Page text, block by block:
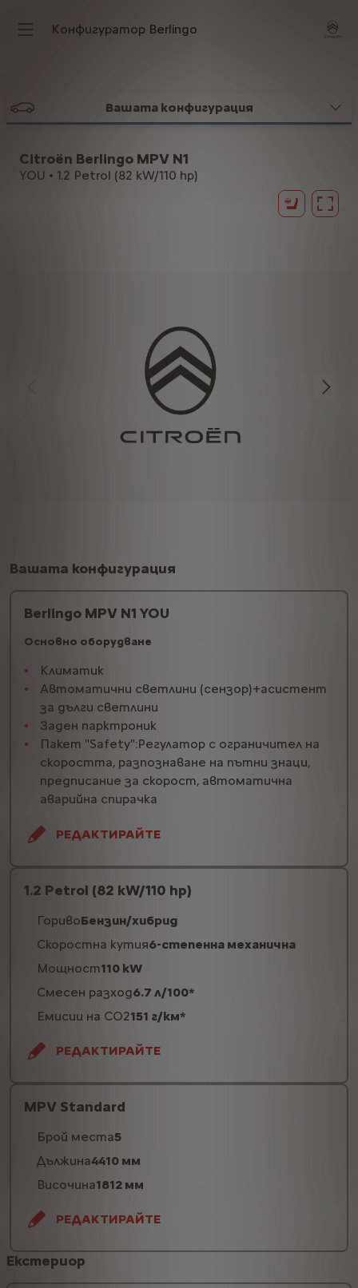
Конфигуратор Berlingo
Вашата конфигурация
Citroën Berlingo MPV N1
YOU • 1.2 Petrol (82 kW/110 hp)
Вашата конфигурация
Berlingo MPV N1 YOU
Основно оборудване
Климатик
Автоматични светлини (сензор)+асистент
за дълги светлини
Заден парктроник
Пакет "Safety":Регулатор с ограничител на
скоростта, разпознаване на пътни знаци,
предписание за скорост, автоматична
аварийна спирачка
РЕДАКТИРАЙТЕ
1.2 Petrol (82 kW/110 hp)
ГоривоБензин/хибрид
Скоростна кутия6-степенна механична
Мощност110 kW
Смесен разход6.7 л/100*
Емисии на CO2151 г/км*
РЕДАКТИРАЙТЕ
MPV Standard
Брой места5
Дължина4410 мм
Височина1812 мм
РЕДАКТИРАЙТЕ
Eкстериор